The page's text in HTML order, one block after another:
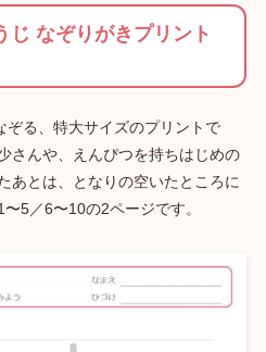
じ なぞりがきプリント
ぞる、特大サイズのプリントで
さんや、えんぴつを持ちはじめの
あとは、となりの空いたところに
5／6〜10の2ページです。